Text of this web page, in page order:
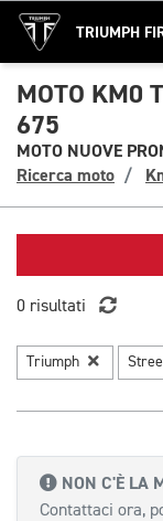
TRIUMPH
MOTO KM0
675
MOTO NUOVE
Ricerca moto
0 risultati
Triumph
NON C'È LA
Contattaci ora,